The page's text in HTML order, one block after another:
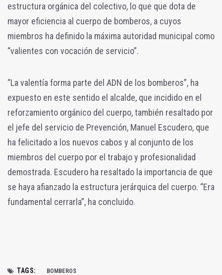
estructura orgánica del colectivo, lo que que dota de
mayor eficiencia al cuerpo de bomberos, a cuyos
miembros ha definido la máxima autoridad municipal como
“valientes con vocación de servicio”.
“La valentía forma parte del ADN de los bomberos”, ha
expuesto en este sentido el alcalde, que incidido en el
reforzamiento orgánico del cuerpo, también resaltado por
el jefe del servicio de Prevención, Manuel Escudero, que
ha felicitado a los nuevos cabos y al conjunto de los
miembros del cuerpo por el trabajo y profesionalidad
demostrada. Escudero ha resaltado la importancia de que
se haya afianzado la estructura jerárquica del cuerpo. “Era
fundamental cerrarla”, ha concluido.
TAGS: BOMBEROS